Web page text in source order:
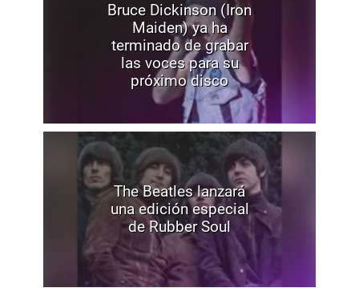
Bruce Dickinson (Iron
Maiden) ya ha
terminado de grabar
las voces para su
próximo disco
The Beatles lanzará
una edición especial
de Rubber Soul